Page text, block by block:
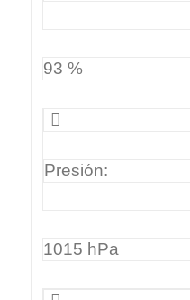
93 %
Presión:
1015 hPa